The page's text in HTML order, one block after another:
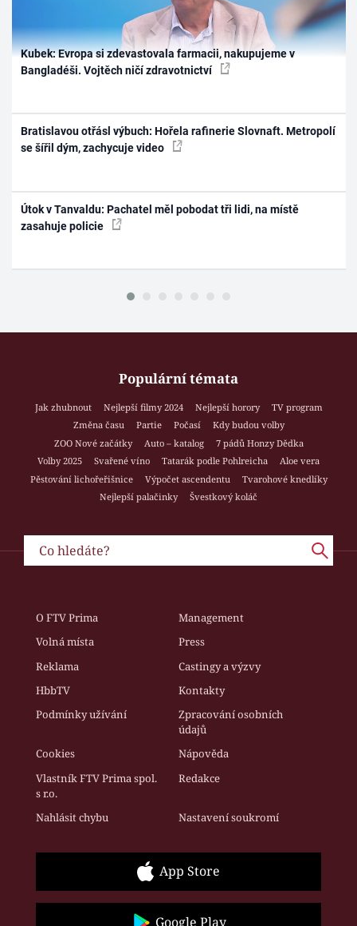
Kubek: Evropa si zdevastovala farmacii, nakupujeme v
Bangladéši. Vojtěch ničí zdravotnictví
Bratislavou otřásl výbuch: Hořela rafinerie Slovnaft. Metropolí
se šířil dým, zachycuje video
Útok v Tanvaldu: Pachatel měl pobodat tři lidi, na místě
zasahuje policie
Populární témata
Jak zhubnout Nejlepší filmy 2024 Nejlepší horory
TV program
Změna času
Partie Počasí
Kdy budou volby
ZOO Nové začátky
Auto – katalog
7 pádů Honzy Dědka
Volby 2025
Svařené víno Tatarák podle Pohlreicha
Aloe vera
Pěstování lichořeřišnice
Výpočet ascendentu
Tvarohové knedlíky
Nejlepší palačinky
Švestkový koláč
O FTV Prima
Management
Volná místa
Press
Reklama
Castingy a výzvy
HbbTV
Kontakty
Podmínky užívání
Zpracování osobních
údajů
Cookies
Nápověda
Vlastník FTV Prima spol.
s r.o.
Redakce
Nahlásit chybu Nastavení soukromí
App Store
Google Play